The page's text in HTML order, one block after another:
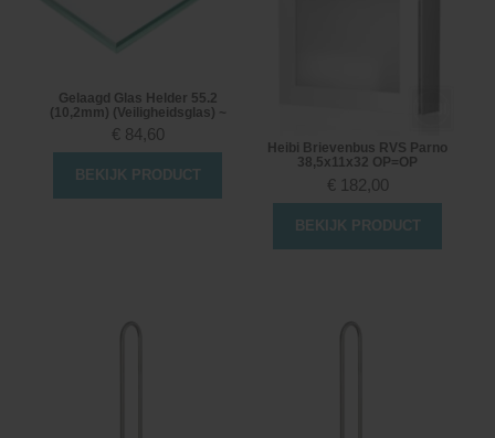
Gelaagd Glas Helder 55.2
(10,2mm) (Veiligheidsglas) ~
€ 84,60
BEKIJK PRODUCT
Heibi Brievenbus RVS Parno
38,5x11x32 OP=OP
€ 182,00
BEKIJK PRODUCT